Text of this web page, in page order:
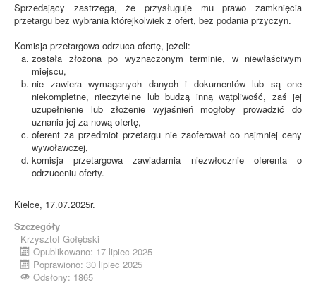
Sprzedający zastrzega, że przysługuje mu prawo zamknięcia
przetargu bez wybrania którejkolwiek z ofert, bez podania przyczyn.
Komisja przetargowa odrzuca ofertę, jeżeli:
została złożona po wyznaczonym terminie, w niewłaściwym
miejscu,
nie zawiera wymaganych danych i dokumentów lub są one
niekompletne, nieczytelne lub budzą inną wątpliwość, zaś jej
uzupełnienie lub złożenie wyjaśnień mogłoby prowadzić do
uznania jej za nową ofertę,
oferent za przedmiot przetargu nie zaoferował co najmniej ceny
wywoławczej,
komisja przetargowa zawiadamia niezwłocznie oferenta o
odrzuceniu oferty.
Kielce, 17.07.2025r.
Szczegóły
Krzysztof Gołębski
Opublikowano: 17 lipiec 2025
Poprawiono: 30 lipiec 2025
Odsłony: 1865